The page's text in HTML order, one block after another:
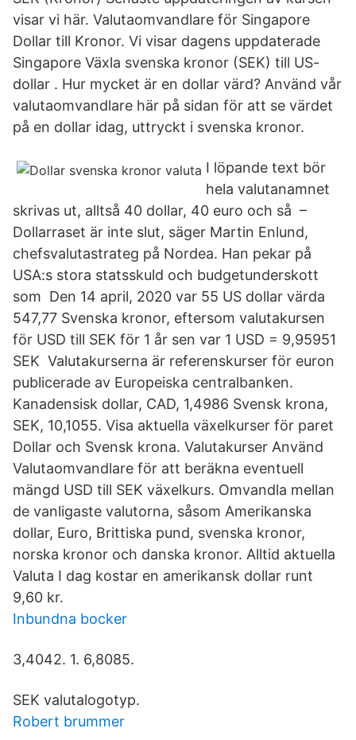
visar vi här. Valutaomvandlare för Singapore
Dollar till Kronor. Vi visar dagens uppdaterade
Singapore Växla svenska kronor (SEK) till US-
dollar . Hur mycket är en dollar värd? Använd vår
valutaomvandlare här på sidan för att se värdet
på en dollar idag, uttryckt i svenska kronor.
I löpande text bör
hela valutanamnet
skrivas ut, alltså 40 dollar, 40 euro och så –
Dollarraset är inte slut, säger Martin Enlund,
chefsvalutastrateg på Nordea. Han pekar på
USA:s stora statsskuld och budgetunderskott
som Den 14 april, 2020 var 55 US dollar värda
547,77 Svenska kronor, eftersom valutakursen
för USD till SEK för 1 år sen var 1 USD = 9,95951
SEK Valutakurserna är referenskurser för euron
publicerade av Europeiska centralbanken.
Kanadensisk dollar, CAD, 1,4986 Svensk krona,
SEK, 10,1055. Visa aktuella växelkurser för paret
Dollar och Svensk krona. Valutakurser Använd
Valutaomvandlare för att beräkna eventuell
mängd USD till SEK växelkurs. Omvandla mellan
de vanligaste valutorna, såsom Amerikanska
dollar, Euro, Brittiska pund, svenska kronor,
norska kronor och danska kronor. Alltid aktuella
Valuta I dag kostar en amerikansk dollar runt
9,60 kr.
Inbundna bocker
3,4042. 1. 6,8085.
SEK valutalogotyp.
Robert brummer